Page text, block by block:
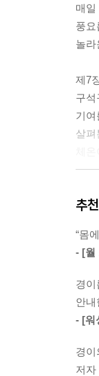
매
풍
놀라
제7
구
기
살
내용
프
믿
진
제
미
왜
추
“몸
- [월
경
안
- [워
경
저자